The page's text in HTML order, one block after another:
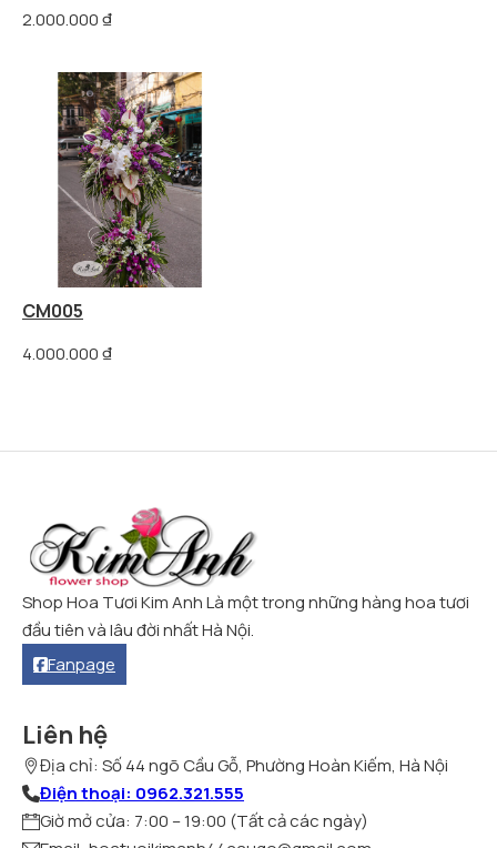
2.000.000₫
CM005
4.000.000₫
Shop Hoa Tươi Kim Anh Là một trong những hàng hoa tươi
đầu tiên và lâu đời nhất Hà Nội.
Fanpage
Liên hệ
Địa chỉ: Số 44 ngõ Cầu Gỗ, Phường Hoàn Kiếm, Hà Nội
Điện thoại: 0962.321.555
Giờ mở cửa: 7:00 – 19:00 (Tất cả các ngày)